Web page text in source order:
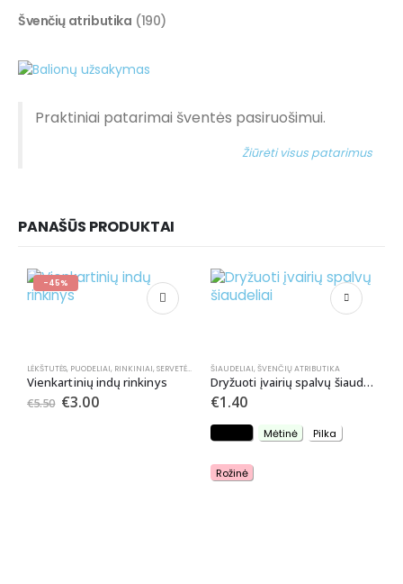
Švenčių atributika (190)
Praktiniai patarimai šventės pasiruošimui.
Žiūrėti visus patarimus
PANAŠŪS PRODUKTAI
-45%
LĖKŠTUTĖS, PUODELIAI, RINKINIAI, SERVETĖLĖS ŠIAUDELIAI,ŠVENČIŲ ATRIBUTIKA
Vienkartinių indų rinkinys
€5.50 €3.00
ŠIAUDELIAI, ŠVENČIŲ ATRIBUTIKA
Dryžuoti įvairių spalvų šiaudeliai
€1.40
Mėtinė Pilka
Rožinė